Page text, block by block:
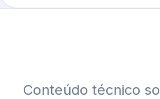
Conteúdo técnico